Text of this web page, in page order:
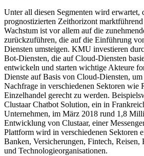
Unter all diesen Segmenten wird erwartet,
prognostizierten Zeithorizont
Wachstum ist vor allem auf die
zurückzuführen, die auf die Einführung
Diensten umsteigen. KMU investieren
Bot-Diensten, die auf Cloud-Diensten
entwickeln und starten wichtige Akteure
Dienste auf Basis von Cloud-Diensten, um
Nachfrage in verschiedenen Sektoren wie
Einzelhandel gerecht zu werden.
Clustaar Chatbot Solution, ein in
Unternehmen, im März 2018 rund 1,8
Entwicklung von Clustaar, einer
Plattform wird in verschiedenen Sektoren
Banken, Versicherungen, Fintech, Reisen,
und Technologieorganisationen.